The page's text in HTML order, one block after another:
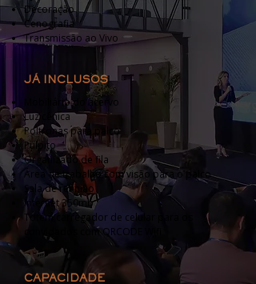
Decoração
Cenografia
Transmissão ao Vivo
JÁ INCLUSOS
Mobiliário do acervo
Luz cênica
Poltronas para palco
Púlpito
Organizado de fila
Área de trabalho com visão para o palco
Sala de reunião
Internet 350mb
Totem carregador de celular para os
convidados com QRCODE Wifi
CAPACIDADE